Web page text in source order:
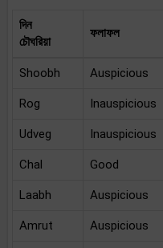
দিন
চৌঘরিয়া
ফলাফল
Shoobh Auspicious
Rog Inauspicious
Udveg Inauspicious
Chal Good
Laabh Auspicious
Amrut Auspicious